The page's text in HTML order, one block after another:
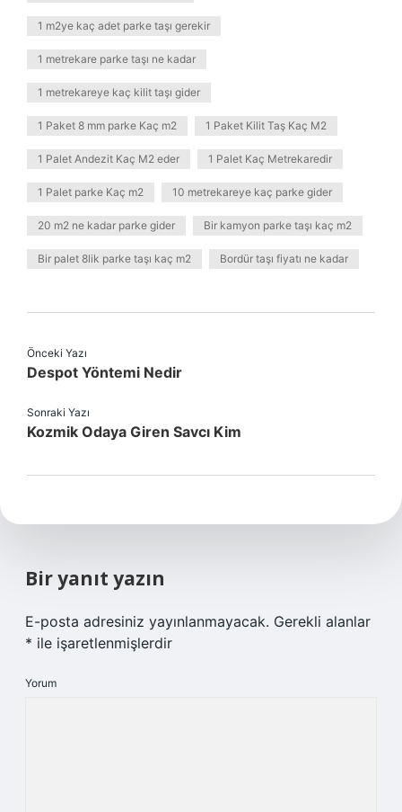
1 m2ye kaç adet parke taşı gerekir
1 metrekare parke taşı ne kadar
1 metrekareye kaç kilit taşı gider
1 Paket 8 mm parke Kaç m2 1 Paket Kilit Taş Kaç M2
1 Palet Andezit Kaç M2 eder 1 Palet Kaç Metrekaredir
1 Palet parke Kaç m2 10 metrekareye kaç parke gider
20 m2 ne kadar parke gider Bir kamyon parke taşı kaç m2
Bir palet 8lik parke taşı kaç m2 Bordür taşı fiyatı ne kadar
Önceki Yazı
Despot Yöntemi Nedir
Sonraki Yazı
Kozmik Odaya Giren Savcı Kim
Bir yanıt yazın
E-posta adresiniz yayınlanmayacak. Gerekli alanlar
* ile işaretlenmişlerdir
Yorum